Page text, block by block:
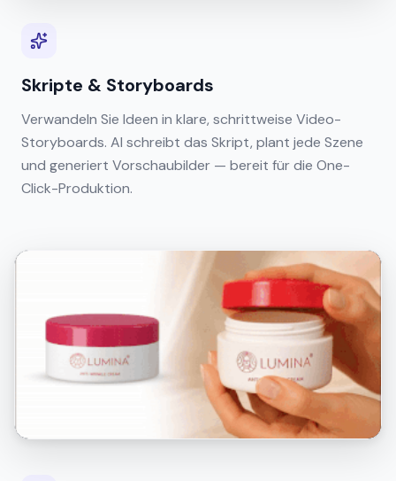
Skripte & Storyboards
Verwandeln Sie Ideen in klare, schrittweise Video-
Storyboards. AI schreibt das Skript, plant jede Szene
und generiert Vorschaubilder — bereit für die One-
Click-Produktion.